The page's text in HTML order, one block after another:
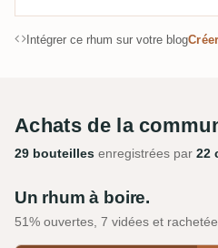
Intégrer ce rhum sur votre blog
Achats de la
29 bouteilles enregistrées par 22
Un rhum à boire.
51% ouvertes, 7 vidées et